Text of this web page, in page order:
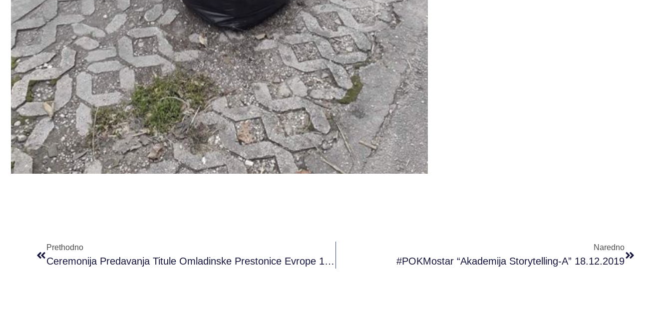
Prethodno
Ceremonija Predavanja Titule Omladinske Prestonice Evrope 13. – 14.12.2019
Naredno
#POKMostar “Akademija Storytelling-A” 18.12.2019